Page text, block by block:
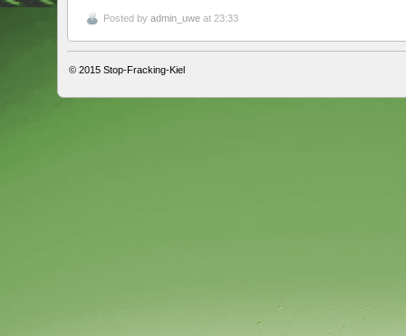
Posted by admin_uweat 23:33
© 2015 Stop-Fracking-Kiel